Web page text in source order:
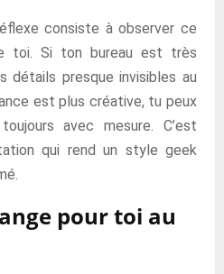
consiste à observer ce
toi. Si ton bureau est très
détails presque invisibles au
est plus créative, tu peux
avec mesure. C’est
qui rend un style geek
pour toi au